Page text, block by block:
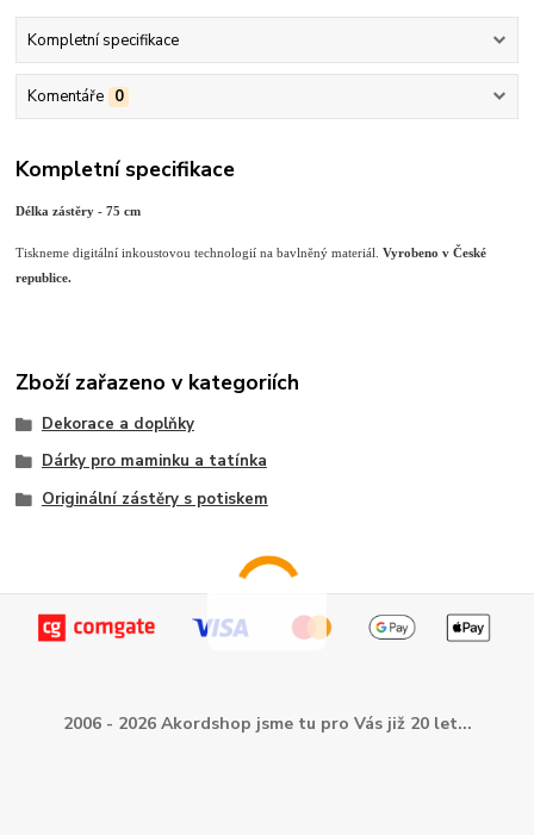
Kompletní specifikace
Komentáře 0
Kompletní specifikace
Délka zástěry - 75 cm
Tiskneme digitální inkoustovou technologií na bavlněný materiál.Vyrobeno v České
republice.
Zboží zařazeno v kategoriích
Dekorace a doplňky
Dárky pro maminku a tatínka
Originální zástěry s potiskem
2006 - 2026 Akordshop jsme tu pro Vás již 20 let...